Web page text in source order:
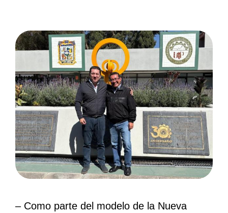
– Como parte del modelo de la Nueva